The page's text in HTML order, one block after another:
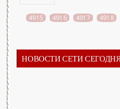
4915 4916 4917 4918
НОВОСТИ СЕТИ